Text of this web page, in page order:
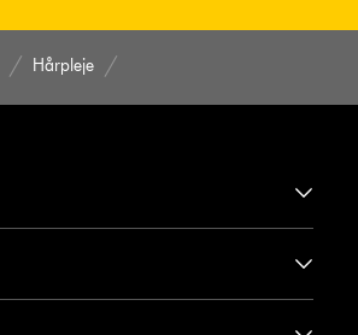
Hårpleje